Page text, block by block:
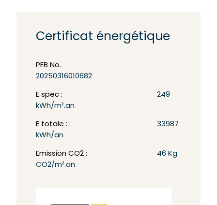
Certificat énergétique
PEB No.
20250316010682
E spec :
249
kWh/m².an
E totale :
33987
kWh/an
Emission CO2 :
46 Kg
CO2/m².an